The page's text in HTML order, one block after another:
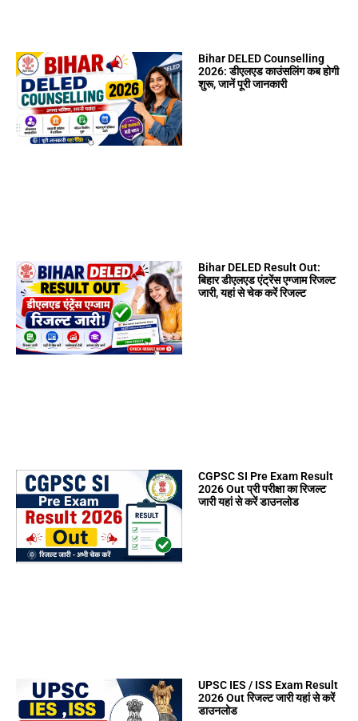
Bihar DELED Counselling
2026: डीएलएड काउंसलिंग कब होगी
शुरू, जानें पूरी जानकारी
Bihar DELED Result Out:
बिहार डीएलएड एंट्रेंस एग्जाम रिजल्ट
जारी, यहां से चेक करें रिजल्ट
CGPSC SI Pre Exam Result
2026 Out प्री परीक्षा का रिजल्ट
जारी यहां से करें डाउनलोड
UPSC IES / ISS Exam Result
2026 Out रिजल्ट जारी यहां से करें
डाउनलोड